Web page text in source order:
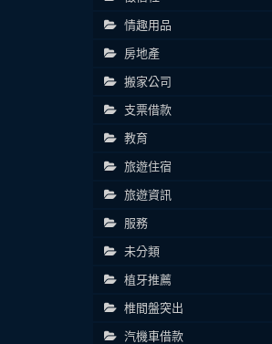
情趣用品
房地產
搬家公司
支票借款
教育
旅遊住宿
旅遊資訊
服務
未分類
植牙推薦
椎間盤突出
汽機車借款